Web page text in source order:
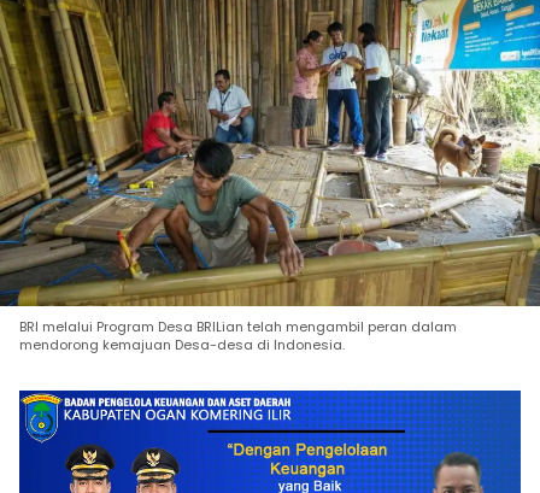
BRI melalui Program Desa BRILian telah mengambil peran dalam
mendorong kemajuan Desa-desa di Indonesia.